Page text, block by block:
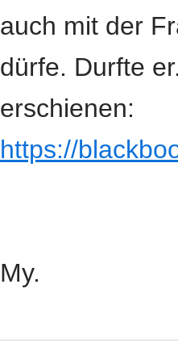
auch mit der
dürfe. Durfte
erschienen:
https://
My.